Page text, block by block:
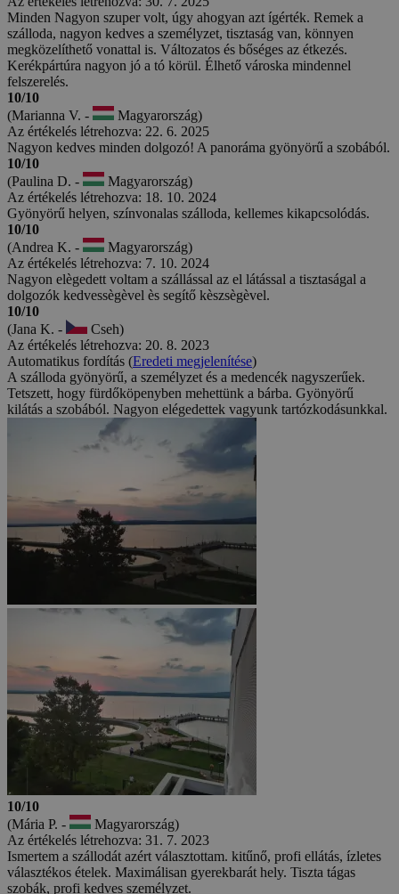
Minden Nagyon szuper volt, úgy ahogyan azt ígérték. Remek a
szálloda, nagyon kedves a személyzet, tisztaság van, könnyen
megközelíthető vonattal is. Változatos és bőséges az étkezés.
Kerékpártúra nagyon jó a tó körül. Élhető városka mindennel
felszerelés.
10/10
(Marianna V. -
Magyarország)
Az értékelés létrehozva: 22. 6. 2025
Nagyon kedves minden dolgozó! A panoráma gyönyörű a szobából.
10/10
(Paulina D. -
Magyarország)
Az értékelés létrehozva: 18. 10. 2024
Gyönyörű helyen, színvonalas szálloda, kellemes kikapcsolódás.
10/10
(Andrea K. -
Magyarország)
Az értékelés létrehozva: 7. 10. 2024
Nagyon elègedett voltam a szállással az el látással a tisztaságal a
dolgozók kedvessègèvel ès segítő kèszsègèvel.
10/10
(Jana K. -
Cseh)
Az értékelés létrehozva: 20. 8. 2023
Automatikus fordítás (Eredeti megjelenítése)
A szálloda gyönyörű, a személyzet és a medencék nagyszerűek.
Tetszett, hogy fürdőköpenyben mehettünk a bárba. Gyönyörű
kilátás a szobából. Nagyon elégedettek vagyunk tartózkodásunkkal.
10/10
(Mária P. -
Magyarország)
Az értékelés létrehozva: 31. 7. 2023
Ismertem a szállodát azért választottam. kitűnő, profi ellátás, ízletes
választékos ételek. Maximálisan gyerekbarát hely. Tiszta tágas
szobák, profi kedves személyzet.